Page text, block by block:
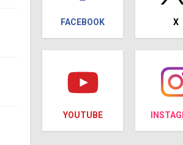
FACEBOOK X
YOUTUBE